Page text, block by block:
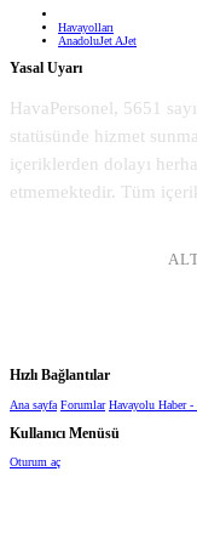
Havayolları
AnadoluJet AJet
Yasal Uyarı
HavaPersonel, 5651
statüsünde hizmet
içeriklerden dolayı
etmemektedir. Tüm
Hızlı Bağlantılar
Ana sayfa Forumlar Havayolu Haber -
Kullanıcı Menüsü
Oturum aç